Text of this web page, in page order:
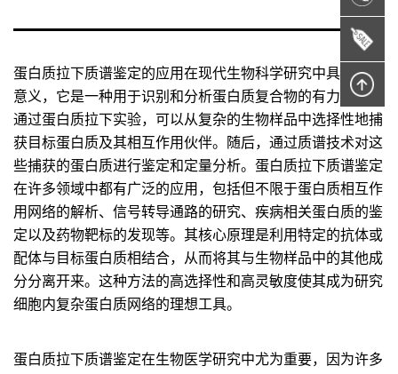
蛋白质拉下质谱鉴定的应用在现代生物科学研究中具有重要
意义，它是一种用于识别和分析蛋白质复合物的有力工具。
通过蛋白质拉下实验，可以从复杂的生物样品中选择性地捕
获目标蛋白质及其相互作用伙伴。随后，通过质谱技术对这
些捕获的蛋白质进行鉴定和定量分析。蛋白质拉下质谱鉴定
在许多领域中都有广泛的应用，包括但不限于蛋白质相互作
用网络的解析、信号转导通路的研究、疾病相关蛋白质的鉴
定以及药物靶标的发现等。其核心原理是利用特定的抗体或
配体与目标蛋白质相结合，从而将其与生物样品中的其他成
分分离开来。这种方法的高选择性和高灵敏度使其成为研究
细胞内复杂蛋白质网络的理想工具。
蛋白质拉下质谱鉴定在生物医学研究中尤为重要，因为许多